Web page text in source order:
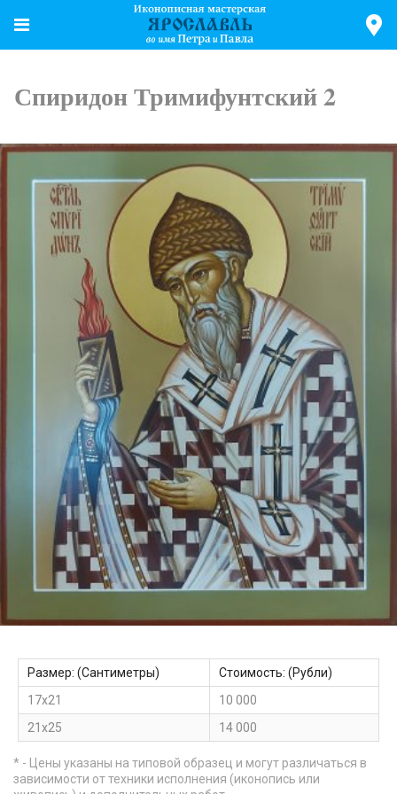
Спиридон Тримифунтский 2
Размер: (Сантиметры)
Стоимость: (Рубли)
17х21
10 000
21х25
14 000
* - Цены указаны на типовой образец и могут различаться в
зависимости от техники исполнения (иконопись или